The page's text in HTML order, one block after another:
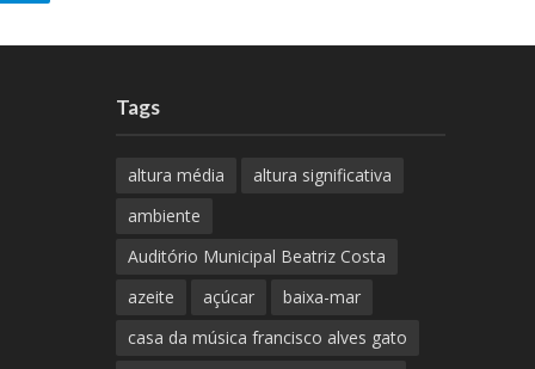
Tags
altura média
altura significativa
ambiente
Auditório Municipal Beatriz Costa
azeite
açúcar
baixa-mar
casa da música francisco alves gato